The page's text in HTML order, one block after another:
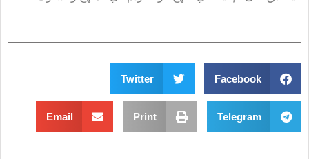
Facebook
Twitter
Telegram
Print
Email